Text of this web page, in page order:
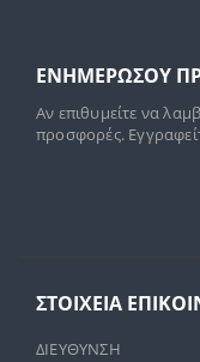
ΕΝΗΜΕΡΩΣΟΥ
Αν επιθυμείτε να
προσφορές.
ΣΤΟΙΧΕΊΑ
ΔΙΕΥΘΥΝΣΗ